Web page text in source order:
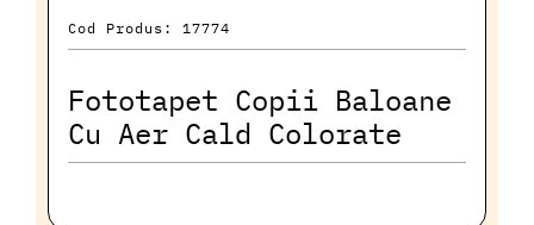
Cod Produs: 17774
Fototapet Copii Baloane
Cu Aer Cald Colorate